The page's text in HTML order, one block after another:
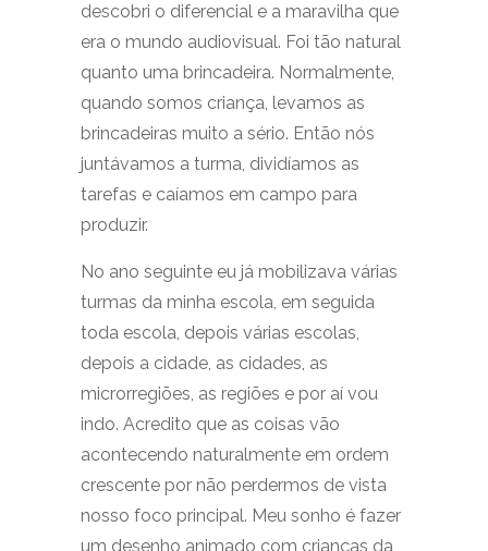
descobri o diferencial e a maravilha que
era o mundo audiovisual. Foi tão natural
quanto uma brincadeira. Normalmente,
quando somos criança, levamos as
brincadeiras muito a sério. Então nós
juntávamos a turma, dividíamos as
tarefas e caíamos em campo para
produzir.
No ano seguinte eu já mobilizava várias
turmas da minha escola, em seguida
toda escola, depois várias escolas,
depois a cidade, as cidades, as
microrregiões, as regiões e por aí vou
indo. Acredito que as coisas vão
acontecendo naturalmente em ordem
crescente por não perdermos de vista
nosso foco principal. Meu sonho é fazer
um desenho animado com crianças da